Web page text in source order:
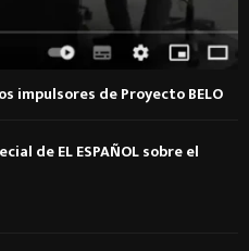
impulsores de Proyecto BELO
de EL ESPAÑOL sobre el